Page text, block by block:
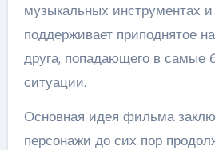
музыкальных инструментах и
поддерживает приподнятое
друга, попадающего в самые
ситуации.
Основная идея фильма
персонажи до сих пор